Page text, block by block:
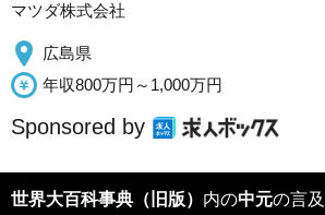
マツダ株式会社
広島県
年収800万円～1,000万円
Sponsored by
世界大百科事典（旧版） 内の中元の言及